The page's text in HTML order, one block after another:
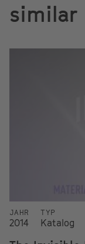
similar
JAHR
2014
TYP
Katalog